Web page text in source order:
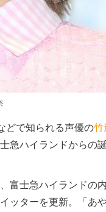
どで知られる声優の竹
急ハイランドからの
富士急ハイランドの
ッターを更新。「あ